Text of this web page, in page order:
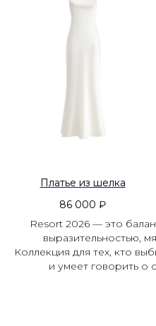
Платье из шелка
86 000 ₽
Resort 2026 — это
выразительностью,
Коллекция для тех, кто
и умеет говорить о